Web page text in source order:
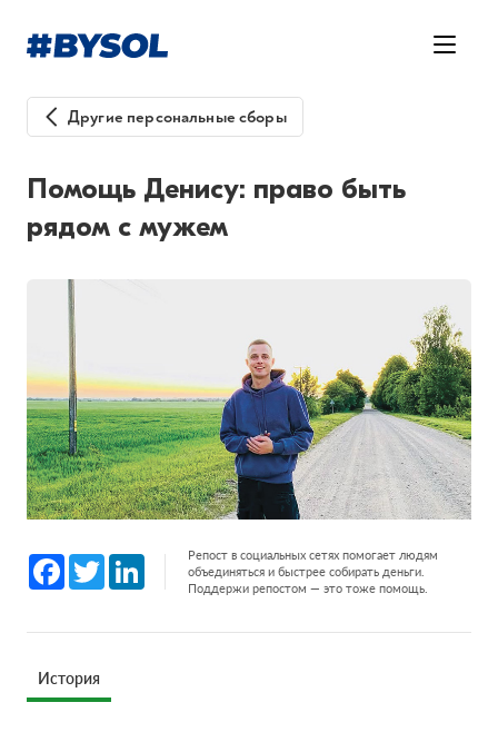
Другие персональные сборы
Помощь Денису: право быть
рядом с мужем
Facebook
Twitter LinkedInРепост в социальных сетях помогает людям
объединяться и быстрее собирать деньги.
Поддержи репостом — это тоже помощь.
История